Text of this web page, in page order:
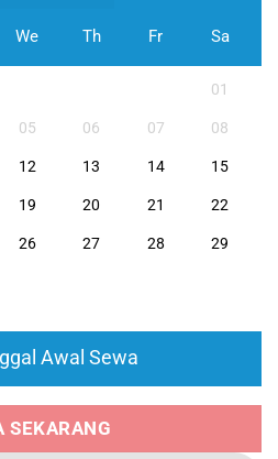
We Th Fr Sa
01
05 06 07 08
12 13 14 15
19 20 21 22
26 27 28 29
Awal Sewa
SEKARANG